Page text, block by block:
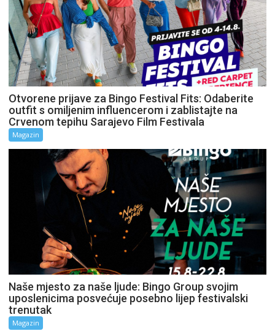
Otvorene prijave za Bingo Festival Fits: Odaberite
outfit s omiljenim influencerom i zablistajte na
Crvenom tepihu Sarajevo Film Festivala
Magazin
Naše mjesto za naše ljude: Bingo Group svojim
uposlenicima posvećuje posebno lijep festivalski
trenutak
Magazin